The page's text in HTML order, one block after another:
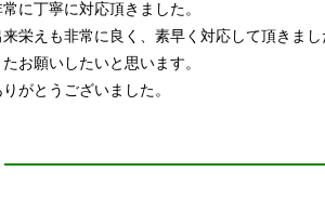
常に丁寧に対応頂きました。
来栄えも非常に良く、素早く対応して頂きまし
たお願いしたいと思います。
りがとうございました。